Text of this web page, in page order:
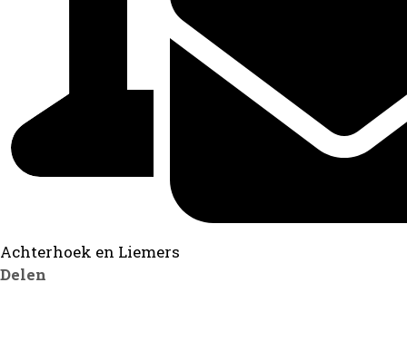
Achterhoek en Liemers
Delen